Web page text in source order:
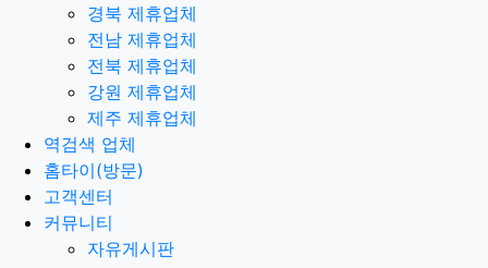
경북 제휴업체
전남 제휴업체
전북 제휴업체
강원 제휴업체
제주 제휴업체
역검색 업체
홈타이(방문)
고객센터
커뮤니티
자유게시판